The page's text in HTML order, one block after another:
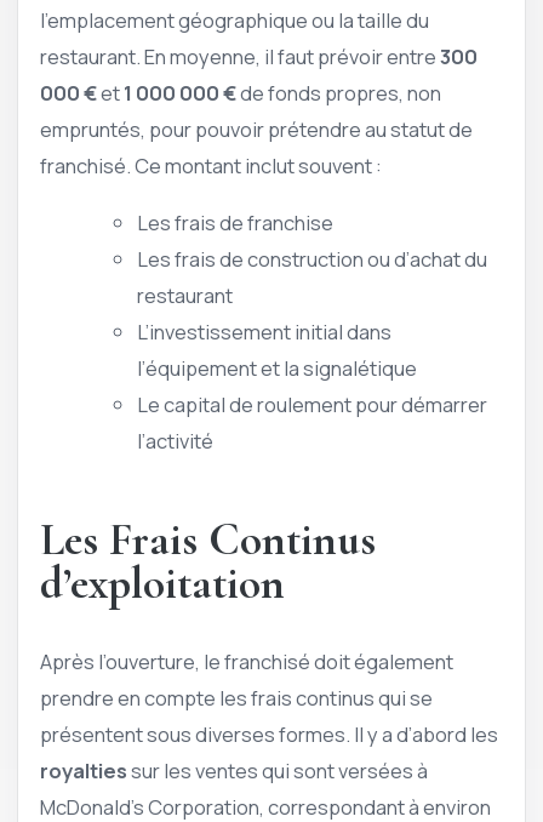
l’emplacement géographique ou la taille du
restaurant. En moyenne, il faut prévoir entre300
000 €et1 000 000 €de fonds propres, non
empruntés, pour pouvoir prétendre au statut de
franchisé. Ce montant inclut souvent :
Les frais de franchise
Les frais de construction ou d’achat du
restaurant
L’investissement initial dans
l’équipement et la signalétique
Le capital de roulement pour démarrer
l’activité
Les Frais Continus
d’exploitation
Après l’ouverture, le franchisé doit également
prendre en compte les frais continus qui se
présentent sous diverses formes. Il y a d’abord les
royaltiessur les ventes qui sont versées à
McDonald’s Corporation, correspondant à environ